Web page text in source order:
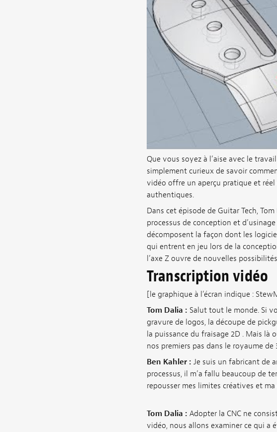
Que vous soyez à l’aise avec le
simplement curieux de savoir
vidéo offre un aperçu pratique et réel
authentiques.
Dans cet épisode de Guitar Tech,
processus de conception et
décomposent la façon dont les
qui entrent en jeu lors de la
l’axe Z ouvre de nouvelles
Transcription vidéo
[le graphique à l’écran indique :
Tom Dalia : Salut tout le monde. Si
gravure de logos, la découpe de
la puissance du fraisage 2D . Mais là
nos premiers pas dans le royaume
Ben Kahler : Je suis un fabricant de
processus, il m’a fallu beaucoup de
repousser mes limites créatives et
Tom Dalia : Adopter la CNC ne
vidéo, nous allons examiner ce qui a